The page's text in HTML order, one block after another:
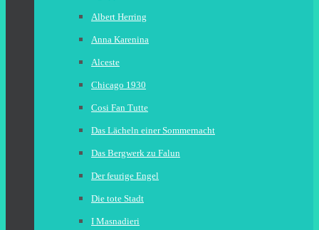
Albert Herring
Anna Karenina
Alceste
Chicago 1930
Cosi Fan Tutte
Das Lächeln einer Sommernacht
Das Bergwerk zu Falun
Der feurige Engel
Die tote Stadt
I Masnadieri